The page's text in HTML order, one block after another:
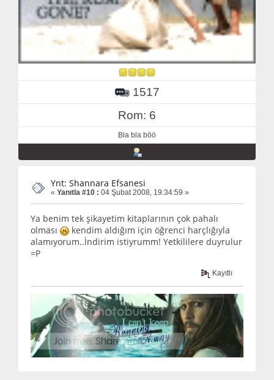
1517
Rom: 6
Bla bla böö
Ynt: Shannara Efsanesi
« Yanıtla #10 : 04 Şubat 2008, 19:34:59 »
Ya benim tek şikayetim kitaplarının çok pahalı
olması
kendim aldığım için öğrenci harçlığıyla
alamıyorum..İndirim istiyrumm! Yetkililere duyrulur
=P
Kayıtlı